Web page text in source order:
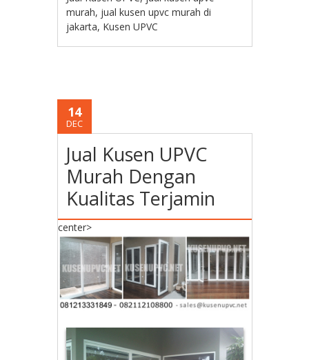
murah, jual kusen upvc murah di
jakarta, Kusen UPVC
14
DEC
Jual Kusen UPVC
Murah Dengan
Kualitas Terjamin
center>